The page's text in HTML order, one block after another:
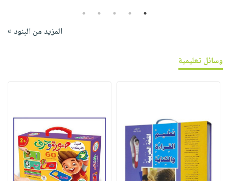
1
2
3
4
5
المزيد من البنود »
وسائل تعليمية